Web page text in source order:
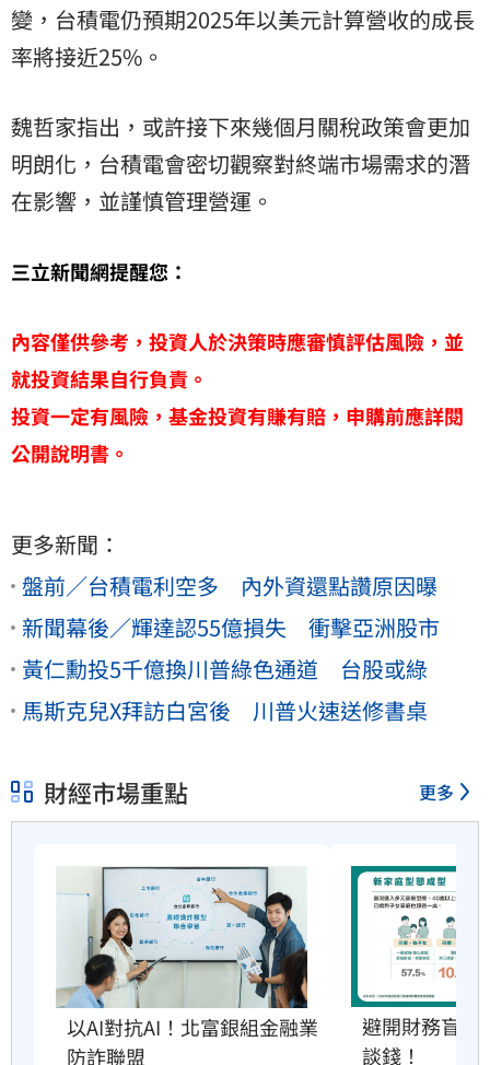
變，台積電仍預期2025年以美元計算營收的成長
率將接近25%。
魏哲家指出，或許接下來幾個月關稅政策會更加
明朗化，台積電會密切觀察對終端市場需求的潛
在影響，並謹慎管理營運。
三立新聞網提醒您：
內容僅供參考，投資人於決策時應審慎評估風險，並
就投資結果自行負責。
投資一定有風險，基金投資有賺有賠，申購前應詳閱
公開說明書。
更多新聞：
盤前／台積電利空多 內外資還點讚原因曝
新聞幕後／輝達認55億損失 衝擊亞洲股市
黃仁勳投5千億換川普綠色通道 台股或綠
馬斯克兒X拜訪白宮後 川普火速送修書桌
財經市場重點 更多
以AI對抗AI！北富銀組金融業
防詐聯盟
避開財務盲點
談錢！